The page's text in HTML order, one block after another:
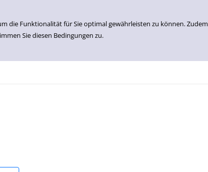
die Funktionalität für Sie optimal gewährleisten zu können.
Sie diesen Bedingungen zu.